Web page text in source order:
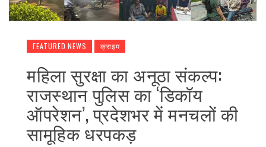
FEATURED NEWS क्राइम
महिला सुरक्षा का अनूठा संकल्प:
राजस्थान पुलिस का ‘डिकॉय
ऑपरेशन’, प्रदेशभर में मनचलों की
सामूहिक धरपकड़